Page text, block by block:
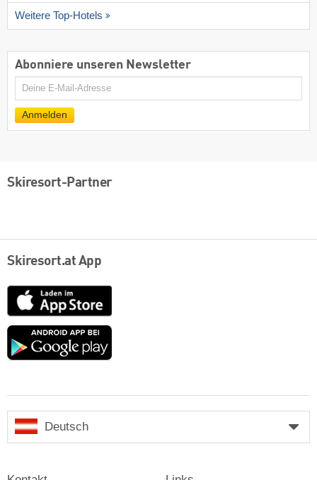
Weitere Top-Hotels
Abonniere unseren Newsletter
E-
Mail
Anmelden
Skiresort-Partner
Skiresort.at App
App
Store
Google
Deutsch